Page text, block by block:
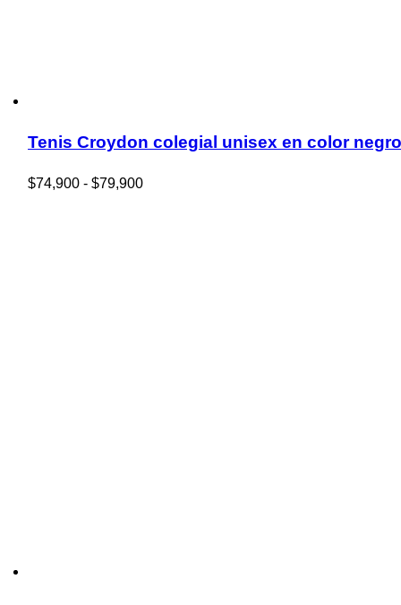
Tenis Croydon colegial unisex en color
$74,900 - $79,900Rango